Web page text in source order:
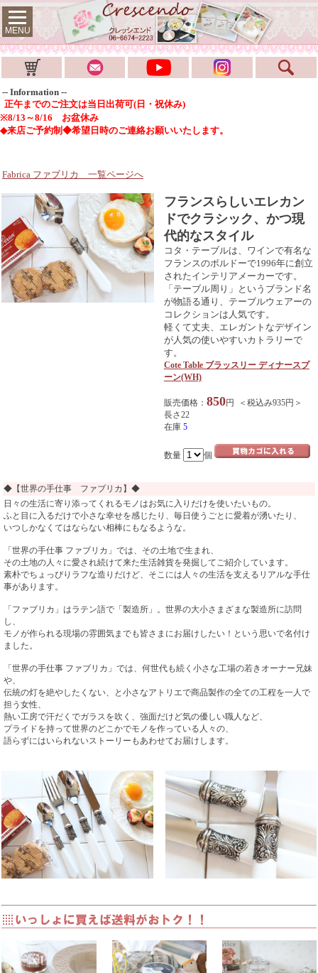
MENU
-- Information --
正午までのご注文は当日出荷可(日・祝休み)
※8/13～8/16 お盆休み
◆来店ご予約制◆希望日時のご連絡お願いいたします。
Fabrica ファブリカ 一覧ページへ
フランスらしいエレカン
ドでクラシック、かつ現
代的なスタイル
コタ・テーブルは、ワインで有名な
フランスのボルドーで1996年に創立
されたインテリアメーカーです。
「テーブル周り」というブランド名
が物語る通り、テーブルウェアーの
コレクションは人気です。
軽くて丈夫、エレガントなデザイン
が人気の使いやすいカトラリーで
す。
Cote Table ブラッスリー ディナースプ
ーン(WH)
販売価格： 850円 ＜税込み935円＞
長さ22
在庫 5
数量 個
◆【世界の手仕事 ファブリカ】◆
日々の生活に寄り添ってくれるモノはお気に入りだけを使いたいもの。
ふと目に入るだけで小さな幸せを感じたり、毎日使うごとに愛着が湧いたり、
いつしかなくてはならない相棒にもなるような。
「世界の手仕事 ファブリカ」では、その土地で生まれ、
その土地の人々に愛され続けて来た生活雑貨を発掘してご紹介しています。
素朴でちょっぴりラフな造りだけど、そこには人々の生活を支えるリアルな手仕
事があります。
「ファブリカ」はラテン語で「製造所」。世界の大小さまざまな製造所に訪問
し、
モノが作られる現場の雰囲気までも皆さまにお届けしたい！という思いで名付け
ました。
「世界の手仕事 ファブリカ」では、何世代も続く小さな工場の若きオーナー兄妹
や、
伝統の灯を絶やしたくない、と小さなアトリエで商品製作の全ての工程を一人で
担う女性、
熱い工房で汗だくでガラスを吹く、強面だけど気の優しい職人など、
プライドを持って世界のどこかでモノを作っている人々の、
語らずにはいられないストーリーもあわせてお届けします。